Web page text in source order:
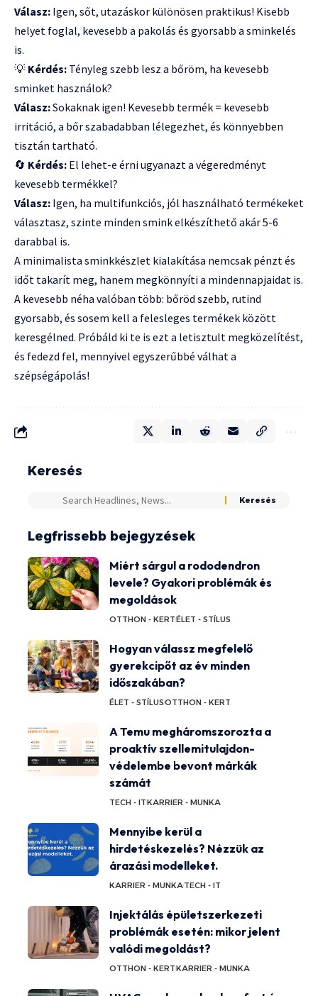
Válasz: Igen, sőt, utazáskor különösen praktikus! Kisebb
helyet foglal, kevesebb a pakolás és gyorsabb a sminkelés
is.
💡 Kérdés: Tényleg szebb lesz a bőröm, ha kevesebb
sminket használok?
Válasz:Sokaknak igen! Kevesebb termék = kevesebb
irritáció, a bőr szabadabban lélegezhet, és könnyebben
tisztán tartható.
🔄 Kérdés: El lehet-e érni ugyanazt a végeredményt
kevesebb termékkel?
Válasz: Igen, ha multifunkciós, jól használható termékeket
választasz, szinte minden smink elkészíthető akár 5-6
darabbal is.
A minimalista sminkkészlet kialakítása nemcsak pénzt és
időt takarít meg, hanem megkönnyíti a mindennapjaidat is.
A kevesebb néha valóban több: bőröd szebb, rutind
gyorsabb, és sosem kell a felesleges termékek között
keresgélned. Próbáld ki te is ezt a letisztult megközelítést,
és fedezd fel, mennyivel egyszerűbbé válhat a
szépségápolás!
Keresés
Legfrissebb bejegyzések
Miért sárgul a rododendron
levele? Gyakori problémák és
megoldások
OTTHON - KERTÉLET - STÍLUS
Hogyan válassz megfelelő
gyerekcipőt az év minden
időszakában?
ÉLET - STÍLUSOTTHON - KERT
A Temu megháromszorozta a
proaktív szellemitulajdon-
védelembe bevont márkák
számát
TECH - ITKARRIER - MUNKA
Mennyibe kerül a
hirdetéskezelés? Nézzük az
árazási modelleket.
KARRIER - MUNKATECH - IT
Injektálás épületszerkezeti
problémák esetén: mikor jelent
valódi megoldást?
OTTHON - KERTKARRIER - MUNKA